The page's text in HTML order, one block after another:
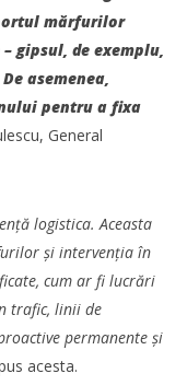
de spații
cu 11% în
mărfurilor
gipsul, de exemplu,
asemenea,
pentru a fixa
General
logistica. Aceasta
și intervenția în
cum ar fi lucrări
trafic, linii de
permanente și
acesta.